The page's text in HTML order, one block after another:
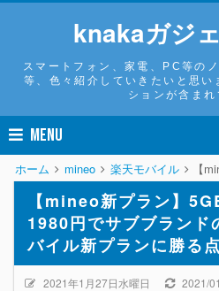
knakaガジ
スマートフォン、家電、PC等の
等、色々紹介していきたいと思
ションが含まれ
MENU
ホーム mineo 楽天モバイル 【
【mineo新プラン】
1980円でサブブランド
バイル新プランに勝る
2021年1月27日水曜日 2021/